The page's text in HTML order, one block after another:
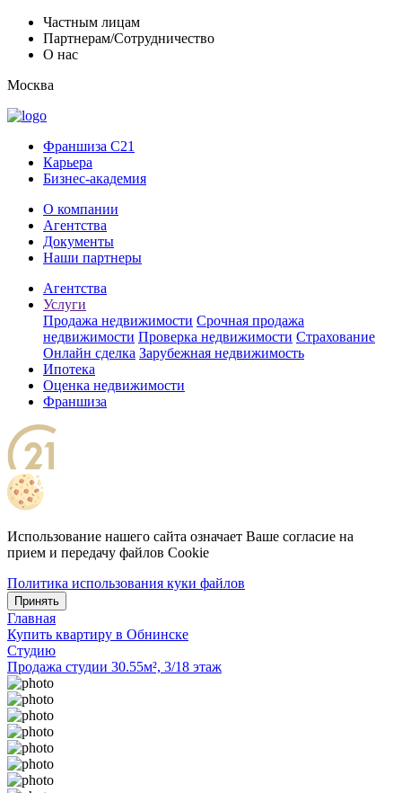
Частным лицам
Партнерам/Сотрудничество
О нас
Москва
Франшиза C21
Карьера
Бизнес-академия
О компании
Агентства
Документы
Наши партнеры
Агентства
Услуги
Продажа недвижимости Срочная продажа
недвижимости Проверка недвижимости Страхование
Онлайн сделка Зарубежная недвижимость
Ипотека
Оценка недвижимости
Франшиза
Использование нашего сайта означает Ваше согласие на
прием и передачу файлов Cookie
Политика использования куки файлов
Принять
Главная
Купить квартиру в Обнинске
Студию
Продажа студии 30.55м², 3/18 этаж